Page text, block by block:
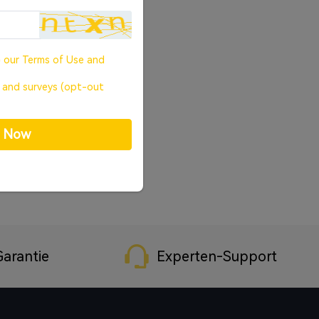
Experten-Support
our Terms of Use and
and surveys (opt-out
Now